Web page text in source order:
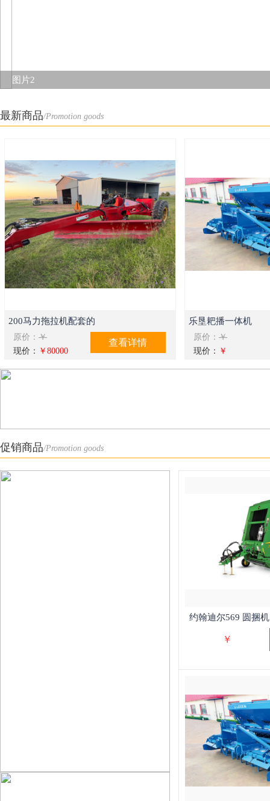
图片1
图片2
最新商品/Promotion goods
200马力拖拉机配套的
原价： ￥
现价： ￥80000
查看详情
乐垦耙播一体机
原价： ￥
现价： ￥
促销商品/Promotion goods
约翰迪尔569 圆捆机
￥